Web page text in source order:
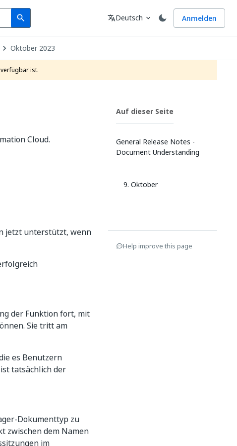
search
Search Sprache
translateDeutsch expand_more Anmelden
Oktober 2023
ist.
Cloud.
jetzt unterstützt, wenn
der Funktion fort, mit
Sie tritt am
es Benutzern
tatsächlich der
Dokumenttyp zu
zwischen dem Namen
im
Auf dieser Seite
General Release Notes -
Document Understanding
9. Oktober
Help improve this page